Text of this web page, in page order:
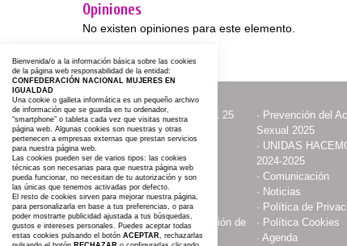
Opiniones
No existen opiniones para este elemento.
·ACTOS CON MOTIVO DEL 25
NOVIEMBRE
· Prevención del
Sexual 2025
·Contacta y Asóciate · UNIDAS
2024-2025
·Publicaciones ·Comunicación
·Somos · Noticias
· Aviso Legal · Política de
·Compromiso con la protección de
datos personales
· Política Cookies
·Agenda
Bienvenida/o a la información básica sobre las cookies
de la página web responsabilidad de la entidad:
CONFEDERACIÓN NACIONAL MUJERES EN
IGUALDAD
Una cookie o galleta informática es un pequeño archivo
de información que se guarda en tu ordenador,
“smartphone” o tableta cada vez que visitas nuestra
página web. Algunas cookies son nuestras y otras
pertenecen a empresas externas que prestan servicios
para nuestra página web.
Las cookies pueden ser de varios tipos: las cookies
técnicas son necesarias para que nuestra página web
pueda funcionar, no necesitan de tu autorización y son
las únicas que tenemos activadas por defecto.
El resto de cookies sirven para mejorar nuestra página,
para personalizarla en base a tus preferencias, o para
poder mostrarte publicidad ajustada a tus búsquedas,
gustos e intereses personales. Puedes aceptar todas
estas cookies pulsando el botón ACEPTAR, rechazarlas